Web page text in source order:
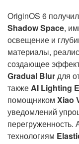
OriginOS 6
Shadow Space,
освещение и
материалы,
создающее
Gradual Blurдля
такжеAI Lighting
помощником Xiao
уведомлений
перегруженность.
технологиям